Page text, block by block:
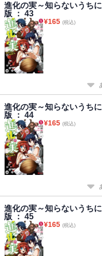
進化の実～知らないうち
版 ： 43
¥165 (税込)
進化の実～知らないうち
版 ： 44
¥165 (税込)
進化の実～知らないうち
版 ： 45
¥165 (税込)